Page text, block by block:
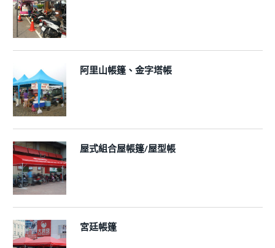
阿里山帳篷、金字塔帳
屋式組合屋帳篷/屋型帳
宮廷帳篷